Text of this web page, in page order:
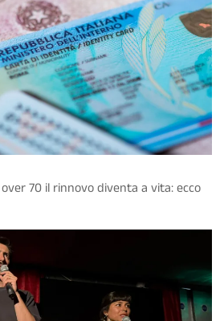
70 il rinnovo diventa a vita: ecco